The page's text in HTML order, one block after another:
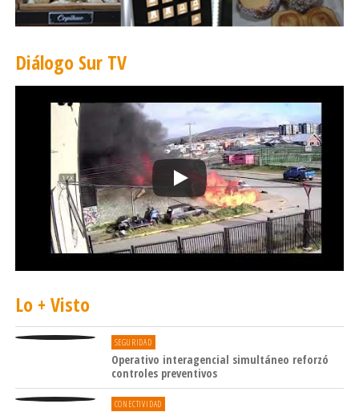
Diálogo Sur TV
Lo + Visto
SEGURIDAD
Operativo interagencial simultáneo reforzó
controles preventivos
CONECTIVIDAD